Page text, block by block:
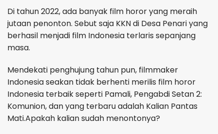
Di tahun 2022, ada banyak film horor yang meraih
jutaan penonton. Sebut saja KKN di Desa Penari yang
berhasil menjadi film Indonesia terlaris sepanjang
masa.
Mendekati penghujung tahun pun, filmmaker
Indonesia seakan tidak berhenti merilis film horor
Indonesia terbaik seperti Pamali, Pengabdi Setan 2:
Komunion, dan yang terbaru adalah Kalian Pantas
Mati.Apakah kalian sudah menontonya?